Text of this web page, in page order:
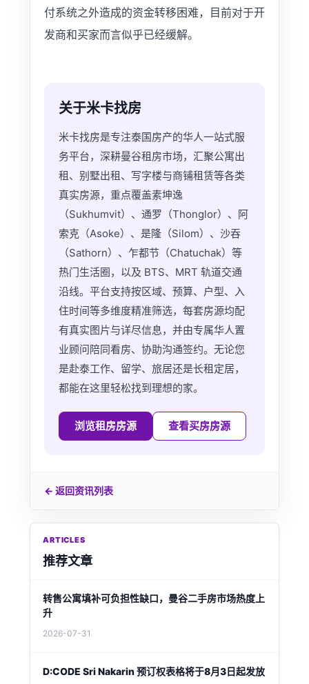
付系统之外造成的资金转移困难，目前对于开
发商和买家而言似乎已经缓解。
关于米卡找房
米卡找房是专注泰国房产的华人一站式服
务平台，深耕曼谷租房市场，汇聚公寓出
租、别墅出租、写字楼与商铺租赁等各类
真实房源，重点覆盖素坤逸
（Sukhumvit）、通罗（Thonglor）、阿
索克（Asoke）、是隆（Silom）、沙吞
（Sathorn）、乍都节（Chatuchak）等
热门生活圈，以及 BTS、MRT 轨道交通
沿线。平台支持按区域、预算、户型、入
住时间等多维度精准筛选，每套房源均配
有真实图片与详尽信息，并由专属华人置
业顾问陪同看房、协助沟通签约。无论您
是赴泰工作、留学、旅居还是长租定居，
都能在这里轻松找到理想的家。
浏览租房房源 查看买房房源
← 返回资讯列表
ARTICLES
推荐文章
转售公寓填补可负担性缺口，曼谷二手房市场热度上
升
2026-07-31
D:CODE Sri Nakarin 预订权表格将于8月3日起发放